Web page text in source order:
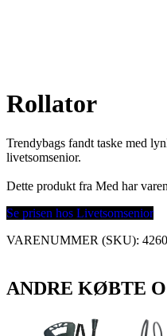
Rollator
Trendybags fandt taske med
livetsomsenior.
Dette produkt fra Med har
Se prisen hos Livetsomsenior
VARENUMMER (SKU):
ANDRE KØBTE